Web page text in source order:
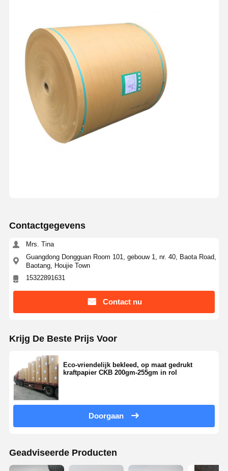
Contactgegevens
Mrs. Tina
Guangdong Dongguan Room 101, gebouw 1, nr. 40, Baota Road,
Baotang, Houjie Town
15322891631
Contact nu
Krijg De Beste Prijs Voor
Eco-vriendelijk bekleed, op maat gedrukt
kraftpapier CKB 200gm-255gm in rol
Doorgaan
Geadviseerde Producten